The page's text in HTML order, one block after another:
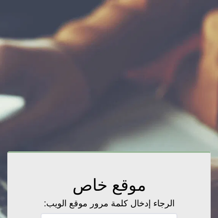
موقع خاص
الرجاء إدخال كلمة مرور موقع الويب: